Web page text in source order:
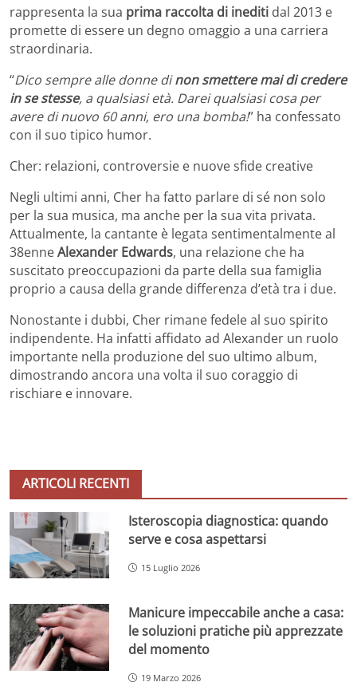
rappresenta la sua prima raccolta di inediti dal 2013 e
promette di essere un degno omaggio a una carriera
straordinaria.
“Dico sempre alle donne dinon smettere mai di credere
in se stesse, a qualsiasi età. Darei qualsiasi cosa per
avere di nuovo 60 anni, ero una bomba!” ha confessato
con il suo tipico humor.
Cher: relazioni, controversie e nuove sfide creative
Negli ultimi anni, Cher ha fatto parlare di sé non solo
per la sua musica, ma anche per la sua vita privata.
Attualmente, la cantante è legata sentimentalmente al
38enneAlexander Edwards, una relazione che ha
suscitato preoccupazioni da parte della sua famiglia
proprio a causa della grande differenza d’età tra i due.
Nonostante i dubbi, Cher rimane fedele al suo spirito
indipendente. Ha infatti affidato ad Alexander un ruolo
importante nella produzione del suo ultimo album,
dimostrando ancora una volta il suo coraggio di
rischiare e innovare.
ARTICOLI RECENTI
Isteroscopia diagnostica: quando
serve e cosa aspettarsi
15 Luglio 2026
Manicure impeccabile anche a casa:
le soluzioni pratiche più apprezzate
del momento
19 Marzo 2026